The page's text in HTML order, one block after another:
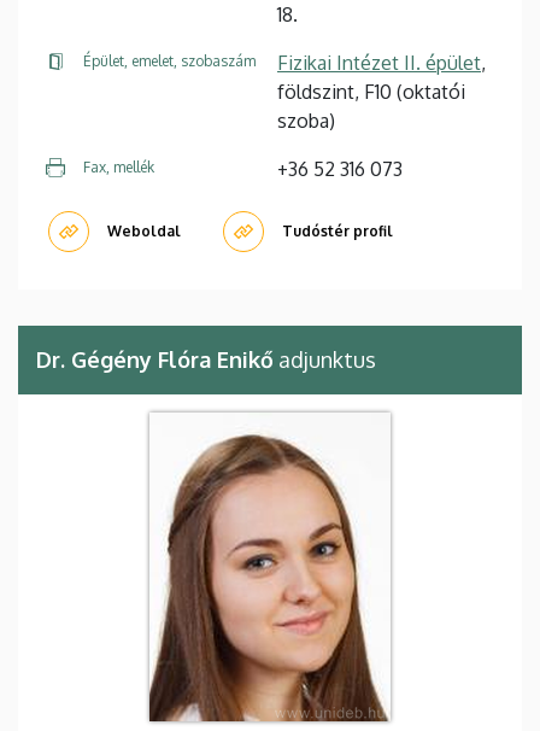
18.
Épület, emelet, szobaszám Fizikai Intézet II. épület,
földszint, F10 (oktatói
szoba)
Fax, mellék +36 52 316 073
Weboldal Tudóstér profil
Dr. Gégény Flóra Enikő adjunktus